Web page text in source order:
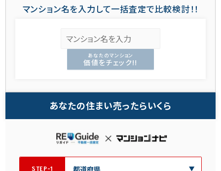
マンション名を入力して一括査定で比較検討！！
あなたのマンション
価値をチェック!!
あなたの住まい売ったらいくら
STEP-1